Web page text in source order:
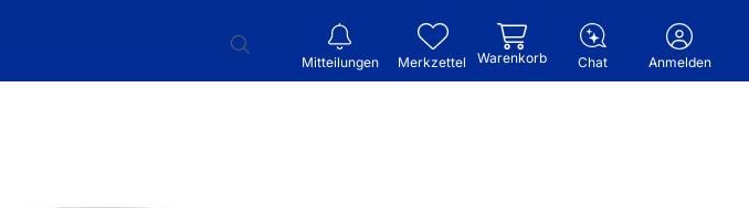
Mitteilungen Merkzettel Warenkorb Chat Anmelden